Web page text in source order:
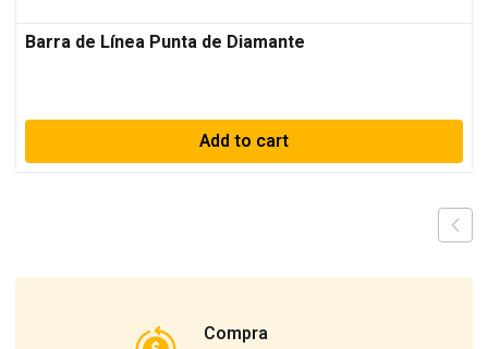
Barra de Línea Punta de Diamante
Add to cart
Compra